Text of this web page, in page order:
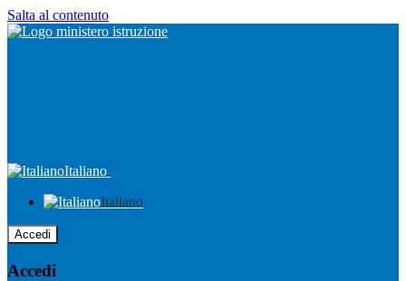
Salta al contenuto
Italiano
Italiano
Accedi
Accedi